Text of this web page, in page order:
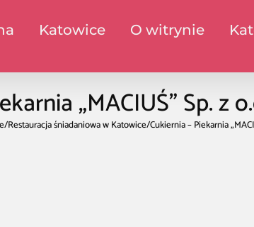
Katowice O witrynie
„MACIUŚ” Sp. z
/Restauracja śniadaniowa w Katowice/Cukiernia – Piekarnia